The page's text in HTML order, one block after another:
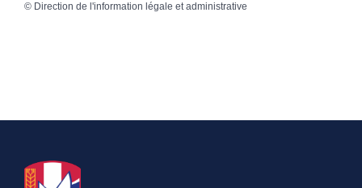
© Direction de l'information légale et administrative